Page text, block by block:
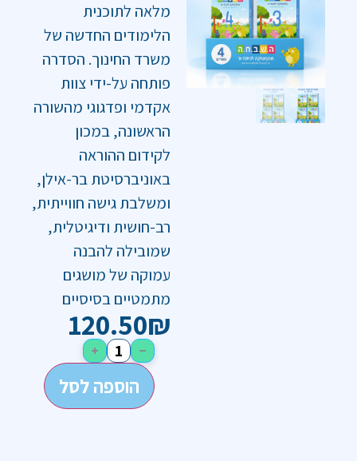
מלאה לתוכנית
הלימודים החדשה של
משרד החינוך. הסדרה
פותחה על-ידי צוות
אקדמי ופדגוגי מהשורה
הראשונה, במכון
לקידום ההוראה
באוניברסיטת בר-אילן,
ומשלבת גישה חווייתית,
רב-חושית ודיגיטלית,
שמובילה להבנה
עמוקה של מושגים
מתמטיים בסיסיים
120.50₪
−
+
הוספה לסל